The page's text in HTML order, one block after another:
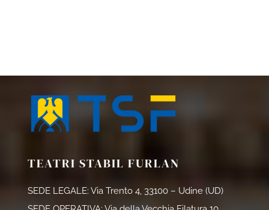
TEATRI STABIL FURLAN
SEDE LEGALE: Via Trento 4, 33100 – Udine (UD)